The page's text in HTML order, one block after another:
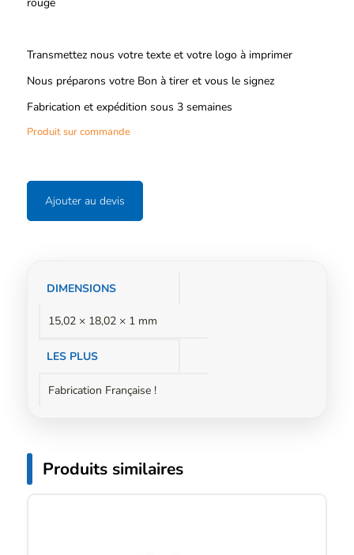
Transmettez nous votre texte et votre logo à imprimer
Nous préparons votre Bon à tirer et vous le signez
Fabrication et expédition sous 3 semaines
Produit sur commande
Ajouter au devis
Informations
DIMENSIONS
15,02 × 18,02 × 1 mm
LES PLUS
Fabrication Française !
Produits similaires